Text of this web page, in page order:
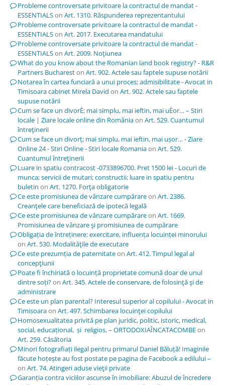
Probleme controversate privitoare la contractul de mandat -
ESSENTIALSon Art. 1310. Răspunderea reprezentantului
Probleme controversate privitoare la contractul de mandat -
ESSENTIALSon Art. 2017. Executarea mandatului
Probleme controversate privitoare la contractul de mandat -
ESSENTIALSon Art. 2009. Noţiunea
What do you know about the Romanian land book registry? - R&R
Partners Buchareston Art. 902. Actele sau faptele supuse notării
Notarea în cartea funciară a unui proces; admisibilitate - Avocat in
Timisoara cabinet Mirela David on Art. 902. Actele sau faptele
supuse notării
Cum se face un divorÈ; mai simplu, mai ieftin, mai uÈor… – Stiri
locale | Ziare locale online din Româniaon Art. 529. Cuantumul
întreţinerii
Cum se face un divorț; mai simplu, mai ieftin, mai ușor… - Ziare
Online 24 - Stiri Online - Stiri locale Romaniaon Art. 529.
Cuantumul întreţinerii
Luare in spatiu contracost -0733896700. Pret 1500 lei - Locuri de
munca; servicii de mutari; constructii; luare in spatiu pentru
buletin on Art. 1270. Forţa obligatorie
Ce este promisiunea de vânzare cumpărareon Art. 2386.
Creanţele care beneficiază de ipotecă legală
Ce este promisiunea de vânzare cumpărareon Art. 1669.
Promisiunea de vânzare şi promisiunea de cumpărare
Obligația de întreținere: exercitare, influența locuinței minorului
on Art. 530. Modalităţile de executare
Ce este prezumția de paternitateon Art. 412. Timpul legal al
concepţiunii
Poate fi închiriată o locuință proprietate comună doar de unul
dintre soți?on Art. 345. Actele de conservare, de folosinţă şi de
administrare
Ce este un plan parental? Interesul superior al copilului - Avocat in
Timisoaraon Art. 497. Schimbarea locuinţei copilului
Homosexualitatea privită pe plan juridic, politic, istoric, medical,
social, educațional, și religios, – ORTODOXIAÎNCATACOMBEon
Art. 259. Căsătoria
Minori fotografiați ilegal pentru primarul Daniel Băluță! Imaginile
făcute hoțește au fost postate pe pagina de Facebook a edilului –
on Art. 74. Atingeri aduse vieţii private
Garanția contra viciilor ascunse în imobiliare: Abuzul de încredere